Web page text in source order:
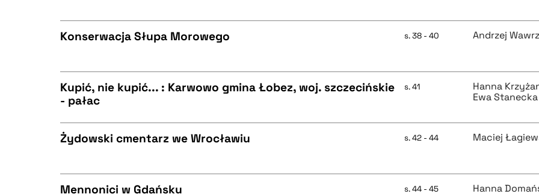
BIBTEX
BIBTEX
BIBTEX
Konserwacja Słupa Morowego s. 38 - 40 Andrzej
BIBTEX
Kupić, nie kupić... : Karwowo gmina Łobez, woj. szczecińskie
- pałac
s. 41
Hanna
Ewa Stanecka
Żydowski cmentarz we Wrocławiu s. 42 - 44 Maciej
Mennonici w Gdańsku s. 44 - 45 Hanna